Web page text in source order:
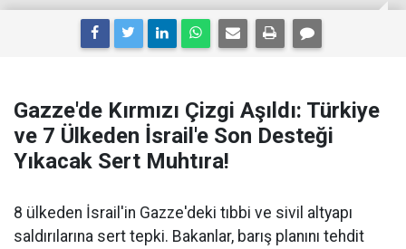
Gazze'de Kırmızı Çizgi Aşıldı: Türkiye
ve 7 Ülkeden İsrail'e Son Desteği
Yıkacak Sert Muhtıra!
8 ülkeden İsrail'in Gazze'deki tıbbi ve sivil altyapı
saldırılarına sert tepki. Bakanlar, barış planını tehdit